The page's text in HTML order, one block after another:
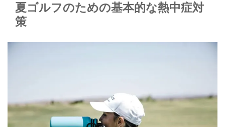
夏ゴルフのための基本的な熱中症対
策